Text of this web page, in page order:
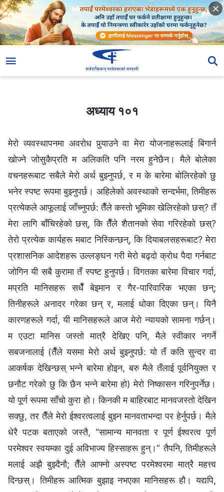
अध्याय १०१
मेरो व्यवस्थापनमा अवरोध पुर्‍याउने वा मेरा योजनाहरूलाई बिगार्न
खोज्ने जोसुकैप्रति म अलिकति पनि नरम हुनेछैन। मैले बोलेका
वचनहरूबाट सबैले मेरो अर्थ बुझ्नुपर्छ, र म के बारेमा बोलिरहेको छु
भनेर स्पष्ट रूपमा बुझ्नुपर्छ। अहिलेको अवस्थाको सन्दर्भमा, तिमीहरू
प्रत्येकले आफूलाई जाँच्नुपर्छ: तैँले कस्तो भूमिका खेलिरहेको छस्? तँ
मेरा लागि बाँचिरहेको छस्, कि तैँले शैतानको सेवा गरिरहेको छस्?
तेरो प्रत्येक कार्यहरू मबाट निस्किन्छन्, कि दियाबलसहरूबाट? मेरा
प्रशासनिक आदेशहरू उल्लङ्घन गरी मेरो बढ्दो क्रोध पैदा गर्नबाट
जोगिन यी सबै कुरामा तँ स्पष्ट हुनुपर्छ। विगतका बारेमा विचार गर्दा,
मप्रति मानिसहरू सधैँ बेइमान र गैर-पारिवारिक भएका छन्;
तिनीहरूले अनादर गरेका छन् र, मलाई धोका दिएका छन्। यिनै
कारणहरूले गर्दा, यी मानिसहरूले आज मेरो न्यायको सामना गर्छन्।
म एउटा मानिस जस्तो मात्रै देखिए पनि, मैले स्वीकार नगर्ने
सबजनालाई (तैँले यसमा मेरो अर्थ बुझ्नुपर्छ: यो तँ कति सुन्दर वा
आकर्षक देखिन्छस् भन्‍ने बारेमा होइन, बरु मैले तँलाई पूर्वनियुक्त र
छनौट गरेको छु कि छैन भन्‍ने बारेमा हो) मेरो निष्कासन गरिनुपर्नेछ।
यो पूर्ण रूपमा साँचो कुरा हो। किनकी म बाहिरबाट मानवजस्तो देखिन
सक्छु, तर तैँले मेरो ईश्‍वरत्वलाई बुझ्न मानवताभन्दा पर हेर्नुपर्छ। मैले
धेरै पटक बताएको जस्तै, “सामान्य मानवता र पूर्ण ईश्‍वरत्व पूर्ण
परमेश्‍वर स्वयम्का दुई अविभाज्य हिस्साहरू हुन्।” तैपनि, तिमीहरूले
मलाई अझै बुझ्दैनौ; तैँले आफ्नो अस्पष्ट परमेश्‍वरमा मात्रै महत्त्व
दिन्छस्। तिमीहरू आत्मिक बुझाइ नभएका मानिसहरू हौ। यद्यपि,